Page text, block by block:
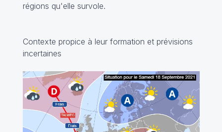
régions qu'elle survole.
Contexte propice à leur formation et prévisions
incertaines